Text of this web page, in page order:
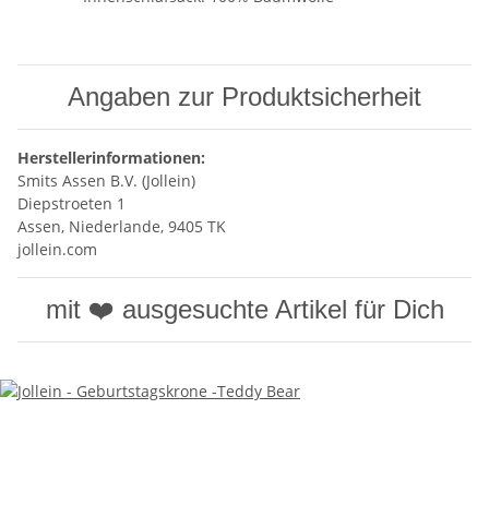
Angaben zur Produktsicherheit
Herstellerinformationen:
Smits Assen B.V. (Jollein)
Diepstroeten 1
Assen, Niederlande, 9405 TK
jollein.com
mit ❤️ ausgesuchte Artikel für Dich